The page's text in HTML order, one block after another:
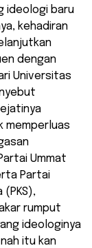
ideologi baru
kehadiran
dengan
Universitas
memperluas
Ummat
Partai
(PKS),
rumput
ideologinya
itu kan